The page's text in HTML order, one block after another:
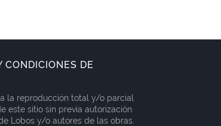
CONDICIONES DE
la reproducción total y/o parcial
este sitio sin previa autorización
Lobos y/o autores de las obras.